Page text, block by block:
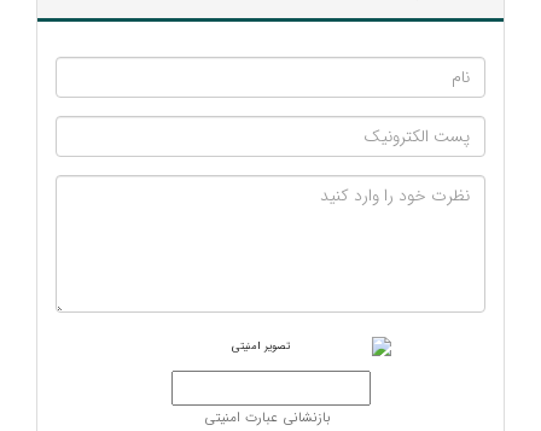
بازنشانی عبارت امنیتی